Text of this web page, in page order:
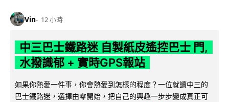
Vin 12 小時
中三巴士鐵路迷 自製紙皮遙控巴士 門,
水撥識郁 + 實時GPS報站
如果你熱愛一件事，你會熱愛到怎樣的程度？一位就讀中三的
巴士鐵路迷，選擇由零開始，把自己的興趣一步步變成真正可